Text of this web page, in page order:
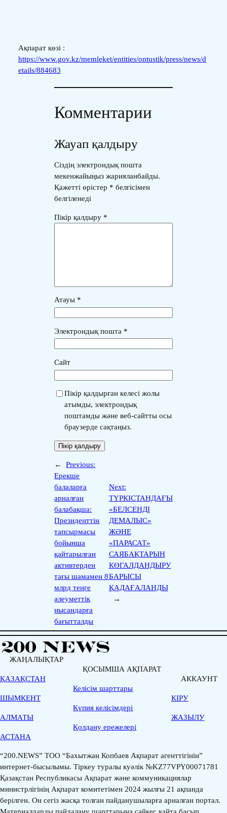
Ақпарат көзі :
https://www.gov.kz/memleket/entities/ontustik/press/news/d
etails/884683
Комментарии
Жауап қалдыру
Сіздің электрондық пошта
мекенжайыңыз жарияланбайды.
Қажетті өрістер * белгісімен
белгіленеді
Пікір қалдыру *
Атауы *
Электрондық пошта *
Сайт
Пікір қалдырған келесі жолы
атымды, электрондық
поштамды және веб-сайтты осы
браузерде сақтаңыз.
←
Previous:
Ерекше
балаларға
арналған
балабақша:
Президенттің
тапсырмасы
бойынша
қайтарылған
активтерден
тағы шамамен 8
млрд теңге
әлеуметтік
нысандарға
бағытталды
Next:
ТҮРКІСТАНДАҒЫ
«БЕЛСЕНДІ
ДЕМАЛЫС»
ЖӘНЕ
«ПАРАСАТ»
САЯБАҚТАРЫН
КӨГАЛДАНДЫРУ
БАРЫСЫ
ҚАДАҒАЛАНДЫ
→
ЖАҢАЛЫҚТАР
ҚАЗАҚСТАН
ШЫМКЕНТ
АЛМАТЫ
АСТАНА
ҚОСЫМША АҚПАРАТ
Келісім шарттары
Қүпия келісімдері
Қолдану ережелері
АККАУНТ
КІРУ
ЖАЗЫЛУ
“200.NEWS” ТОО “Бахытжан Копбаев Ақпарат агенттігінін”
интернет-бысылымы. Тіркеу туралы куәлік №KZ77VPY00071781
Қазақстан Республикасы Ақпарат және коммуникациялар
министрлігінің Ақпарат комитетімен 2024 жылғы 21 ақпанда
берілген. Он сегіз жасқа толған пайданушыларға арналған портал.
Материалдарды пайдалану шарттарына сәйкес қайта басып